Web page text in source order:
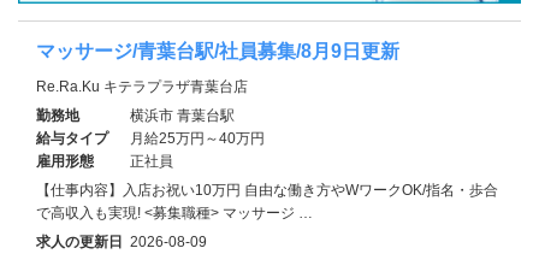
マッサージ/青葉台駅/社員募集/8月9日更新
Re.Ra.Ku キテラプラザ青葉台店
勤務地
横浜市 青葉台駅
給与タイプ
月給25万円～40万円
雇用形態
正社員
【仕事内容】入店お祝い10万円 自由な働き方やWワークOK/指名・歩合
で高収入も実現! <募集職種> マッサージ …
求人の更新日 2026-08-09